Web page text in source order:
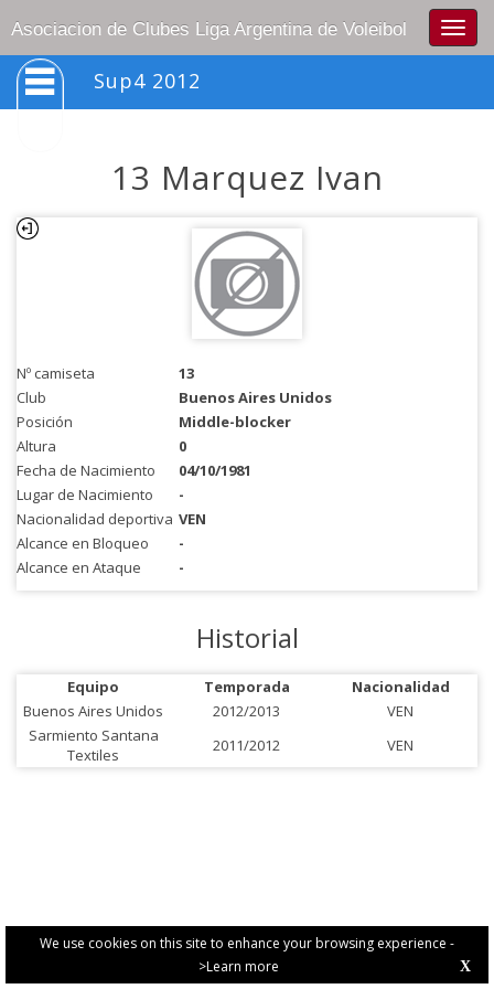
We use cookies on this site to enhance your browsing experience -
>Learn more
X
Asociacion de Clubes Liga Argentina de Voleibol
Sup4 2012
13 Marquez Ivan
Nº camiseta
13
Club
Buenos Aires Unidos
Posición
Middle-blocker
Altura
0
Fecha de Nacimiento
04/10/1981
Lugar de Nacimiento
-
Nacionalidad deportiva VEN
Alcance en Bloqueo
-
Alcance en Ataque
-
Historial
Equipo Temporada
Nacionalidad
Buenos Aires Unidos
2012/2013
VEN
Sarmiento Santana
Textiles
2011/2012 VEN